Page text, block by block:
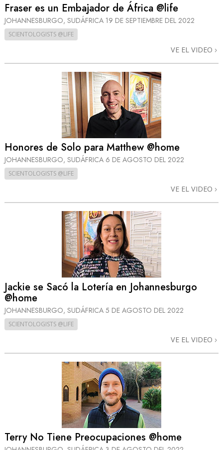
Fraser es un Embajador de África @life
JOHANNESBURGO, SUDÁFRICA 19 DE SEPTIEMBRE DEL 2022
SCIENTOLOGISTS @LIFE
VE EL VIDEO
Honores de Solo para Matthew @home
JOHANNESBURGO, SUDÁFRICA 6 DE AGOSTO DEL 2022
SCIENTOLOGISTS @LIFE
VE EL VIDEO
Jackie se Sacó la Lotería en Johannesburgo
@home
JOHANNESBURGO, SUDÁFRICA 5 DE AGOSTO DEL 2022
SCIENTOLOGISTS @LIFE
VE EL VIDEO
Terry No Tiene Preocupaciones @home